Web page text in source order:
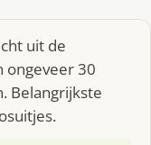
uit de
ongeveer 30
Belangrijkste